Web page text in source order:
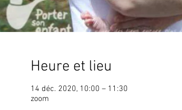
Heure et lieu
14 déc. 2020, 10:00 – 11:30
zoom